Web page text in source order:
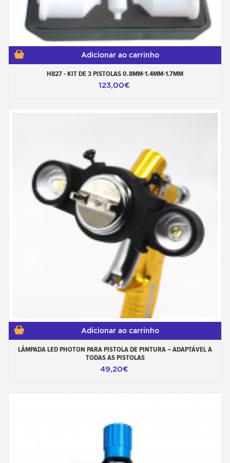
Adicionar ao carrinho
H827 - KIT DE 3 PISTOLAS 0.8MM-1.4MM-1.7MM
123,00€
Adicionar ao carrinho
LÂMPADA LED PHOTON PARA PISTOLA DE PINTURA – ADAPTÁVEL A
TODAS AS PISTOLAS
49,20€